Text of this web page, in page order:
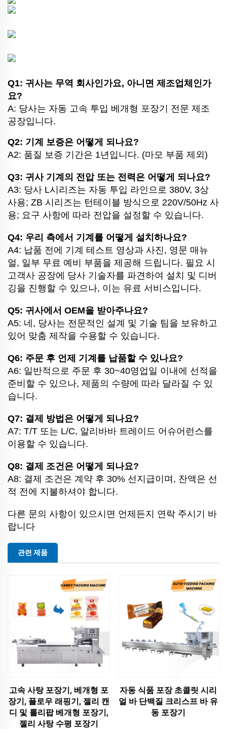
Q1: 귀사는 무역 회사인가요, 아니면 제조업체인가
요?
A: 당사는 자동 고속 투입 베개형 포장기 전문 제조
공장입니다.
Q2: 기계 보증은 어떻게 되나요?
A2: 품질 보증 기간은 1년입니다. (마모 부품 제외)
Q3: 귀사 기계의 전압 또는 전력은 어떻게 되나요?
A3: 당사 L시리즈는 자동 투입 라인으로 380V, 3상
사용; ZB 시리즈는 턴테이블 방식으로 220V/50Hz 사
용; 요구 사항에 따라 전압을 설정할 수 있습니다.
Q4: 우리 측에서 기계를 어떻게 설치하나요?
A4: 납품 전에 기계 테스트 영상과 사진, 영문 매뉴
얼, 일부 무료 예비 부품을 제공해 드립니다. 필요 시
고객사 공장에 당사 기술자를 파견하여 설치 및 디버
깅을 진행할 수 있으나, 이는 유료 서비스입니다.
Q5: 귀사에서 OEM을 받아주나요?
A5: 네, 당사는 전문적인 설계 및 기술 팀을 보유하고
있어 맞춤 제작을 수용할 수 있습니다.
Q6: 주문 후 언제 기계를 납품할 수 있나요?
A6: 일반적으로 주문 후 30~40영업일 이내에 선적을
준비할 수 있으나, 제품의 수량에 따라 달라질 수 있
습니다.
Q7: 결제 방법은 어떻게 되나요?
A7: T/T 또는 L/C, 알리바바 트레이드 어슈어런스를
이용할 수 있습니다.
Q8: 결제 조건은 어떻게 되나요?
A8: 결제 조건은 계약 후 30% 선지급이며, 잔액은 선
적 전에 지불하셔야 합니다.
다른 문의 사항이 있으시면 언제든지 연락 주시기 바
랍니다
관련 제품
고속 사탕 포장기, 베개형 포
장기, 플로우 래핑기, 젤리 캔
디 및 롤리팝 베개형 포장기,
젤리 사탕 수평 포장기
자동 식품 포장 초콜릿 시리
얼 바 단백질 크리스프 바 유
동 포장기